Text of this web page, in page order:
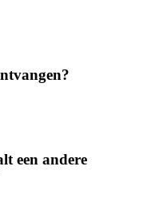
een andere